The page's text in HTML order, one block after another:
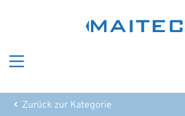
Zurück zur Kategorie